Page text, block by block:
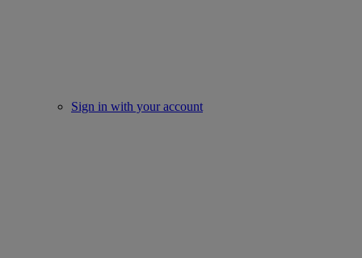
Sign in with your account